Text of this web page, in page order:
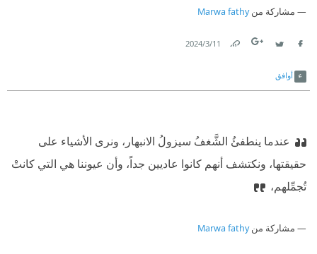
مشاركة منMarwa fathy
11‏/3‏/2024
أوافق
عندما ينطفئُ الشَّغفُ سيزولُ الانبهار،‫ ونرى الأشياء على
حقيقتها، ونكتشف أنهم كانوا عاديين جداً، وأن عيوننا هي التي كانتْ
تُجمِّلهم،
مشاركة منMarwa fathy